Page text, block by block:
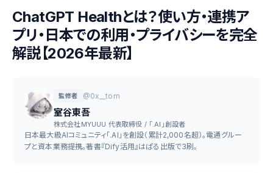
ChatGPT Healthとは？使い方・連携ア
プリ・日本での利用・プライバシーを完全
解説【2026年最新】
監修者 @0x__tom
室谷東吾
株式会社MYUUU 代表取締役 / 「.AI」創設者
日本最大級AIコミュニティ「.AI」を創設（累計2,000名超）。電通グルー
プと資本業務提携。著書『Dify活用』はぱる出版で3刷。